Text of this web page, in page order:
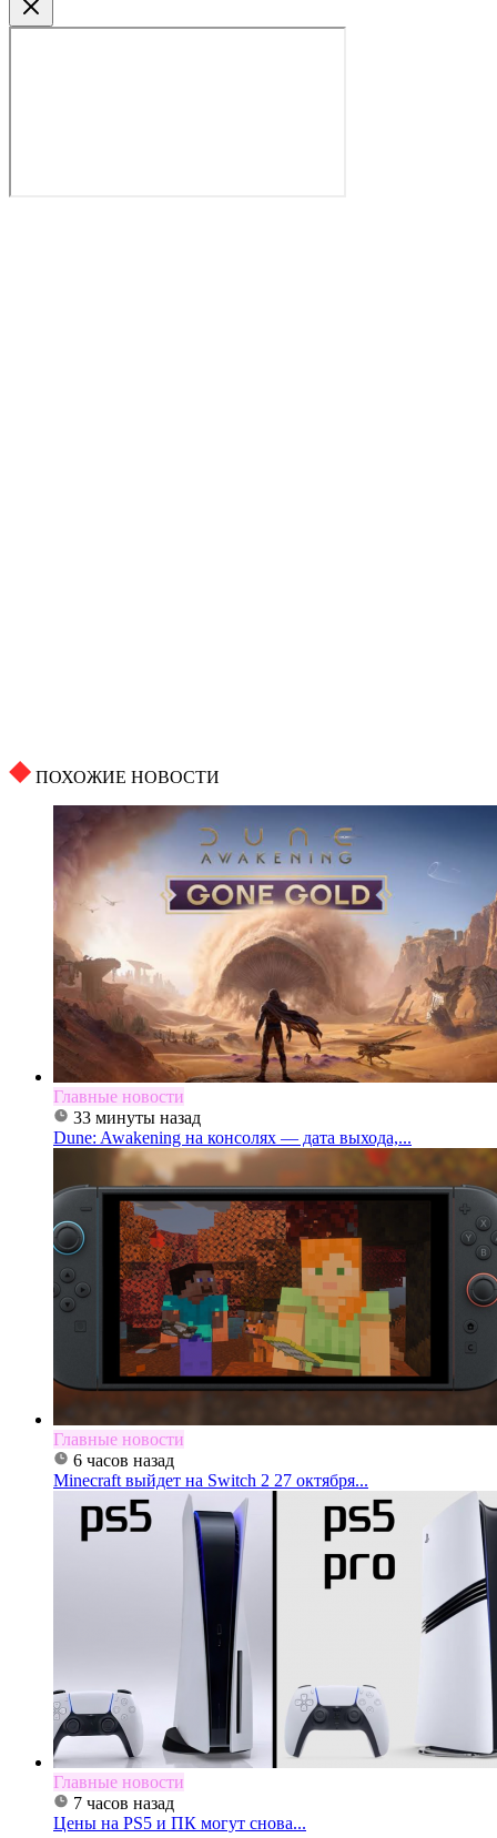
ПОХОЖИЕ НОВОСТИ
Главные новости
33 минуты назад
Dune: Awakening на консолях — дата выхода,...
Главные новости
6 часов назад
Minecraft выйдет на Switch 2 27 октября...
Главные новости
7 часов назад
Цены на PS5 и ПК могут снова...